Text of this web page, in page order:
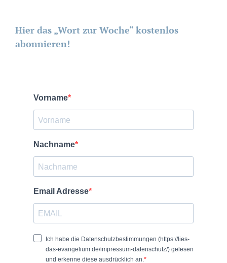
Hier das „Wort zur Woche“ kostenlos
abonnieren!